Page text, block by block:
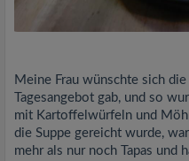
Meine Frau wünschte sich
Tagesangebot gab, und so
mit Kartoffelwürfeln und
die Suppe gereicht wurde,
mehr als nur noch Tapas und